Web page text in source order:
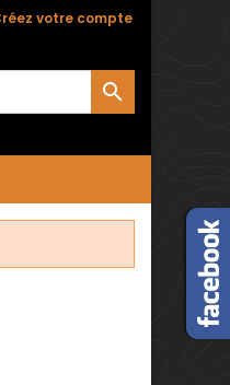
votre compte
